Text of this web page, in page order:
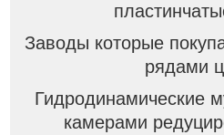
Заводы которые
рядами
Гидродинамические
камерами